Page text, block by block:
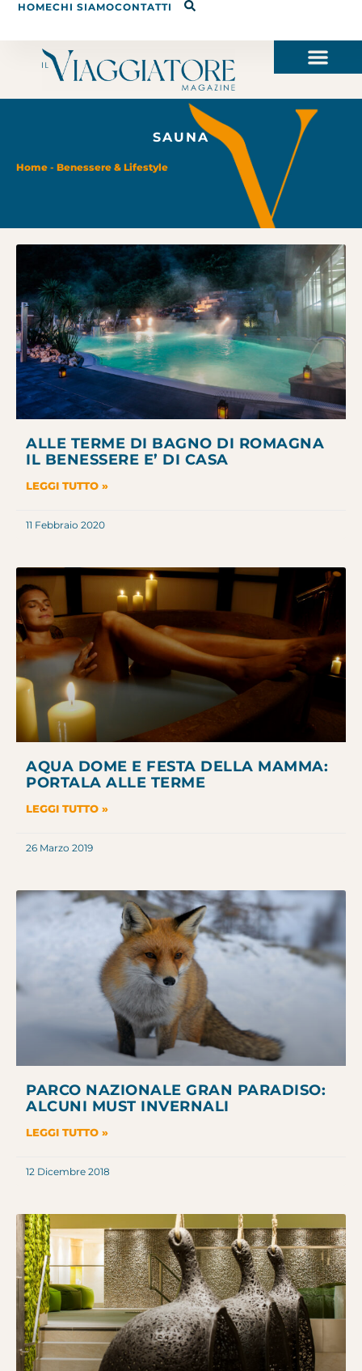
HOMECHI SIAMOCONTATTI
SAUNA
Home - Benessere & Lifestyle
ALLE TERME DI BAGNO DI ROMAGNA
IL BENESSERE E’ DI CASA
LEGGI TUTTO »
11 Febbraio 2020
AQUA DOME E FESTA DELLA MAMMA:
PORTALA ALLE TERME
LEGGI TUTTO »
26 Marzo 2019
PARCO NAZIONALE GRAN PARADISO:
ALCUNI MUST INVERNALI
LEGGI TUTTO »
12 Dicembre 2018